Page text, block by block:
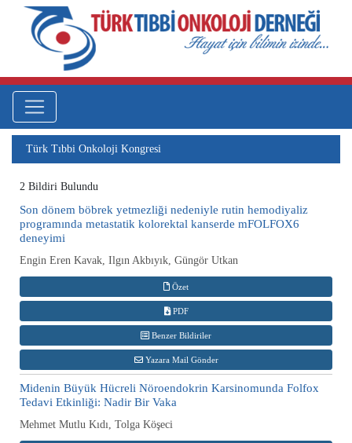
Türk Tıbbi Onkoloji Kongresi
2 Bildiri Bulundu
Son dönem böbrek yetmezliği nedeniyle rutin hemodiyaliz
programında metastatik kolorektal kanserde mFOLFOX6
deneyimi
Engin Eren Kavak, Ilgın Akbıyık, Güngör Utkan
Özet
PDF
Benzer Bildiriler
Yazara Mail Gönder
Midenin Büyük Hücreli Nöroendokrin Karsinomunda Folfox
Tedavi Etkinliği: Nadir Bir Vaka
Mehmet Mutlu Kıdı, Tolga Köşeci